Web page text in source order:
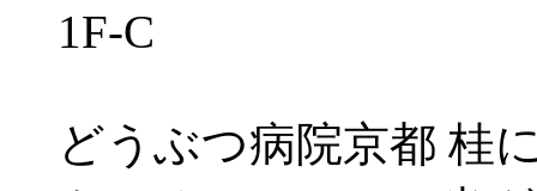
1F-C
どうぶつ病院京都 桂